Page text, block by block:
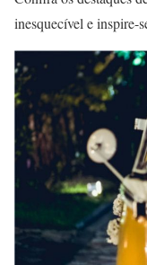
inesquecível e inspire-